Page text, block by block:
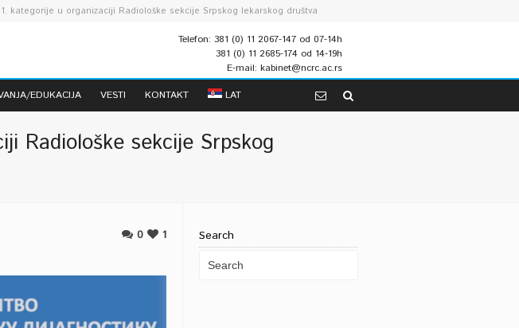
kategorije u organizaciji Radiološke sekcije Srpskog lekarskog društva
Telefon: 381 (0) 11 2067-147 od 07-14h
381 (0) 11 2685-174 od 14-19h
E-mail: kabinet@ncrc.ac.rs
EDUKACIJA VESTI KONTAKT LAT
Radiološke sekcije Srpskog
0 1 Search